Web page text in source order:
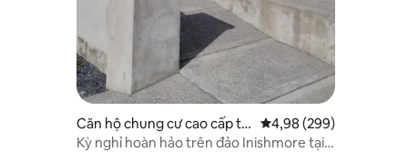
Căn hộ chung cư cao cấp tại
Galway
Xếp hạng trung bình
4,98 (299)
Kỳ nghỉ hoàn hảo trên đảo Inishmore tại